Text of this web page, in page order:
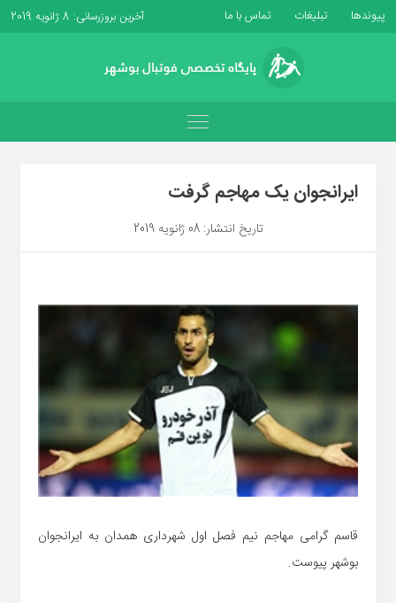
پیوندها تبلیغات تماس با ما آخرین بروزرسانی: 8 ژانویه 2019
ایرانجوان یک مهاجم گرفت
تاریخ انتشار: 08 ژانویه 2019
قاسم گرامی مهاجم نیم فصل اول شهرداری همدان به ایرانجوان
بوشهر پیوست.